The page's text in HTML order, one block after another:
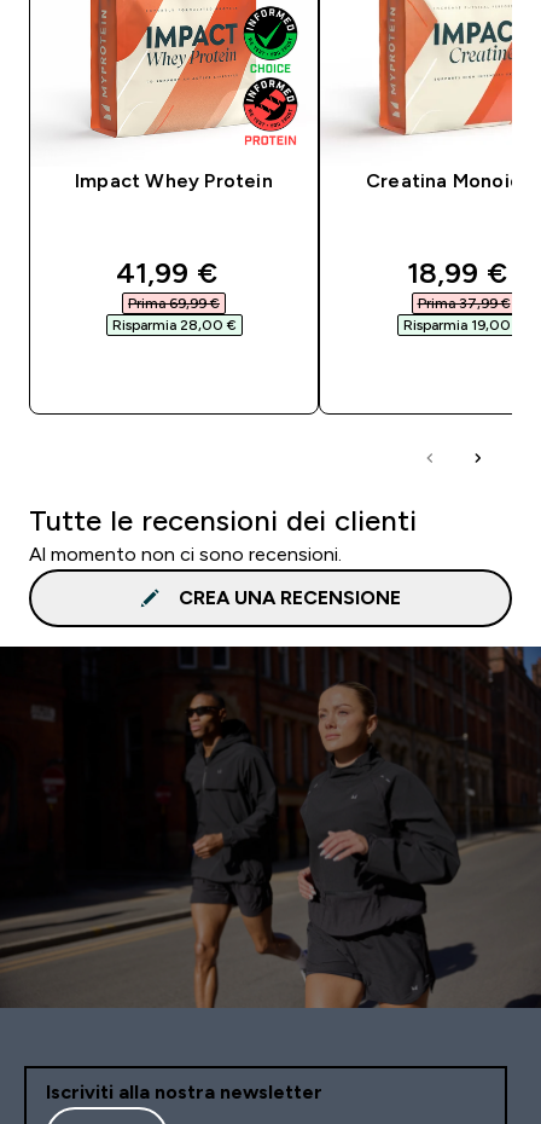
Impact Whey Protein
discounted price
41,99 €‎
Prima 69,99 €‎
Risparmia 28,00 €‎
Creatina
18,99 €‎
Prima 37,99 €‎
Risparmia 19,00 €‎
Tutte le recensioni dei clienti
Al momento non ci sono recensioni.
CREA UNA RECENSIONE
Iscriviti alla nostra newsletter